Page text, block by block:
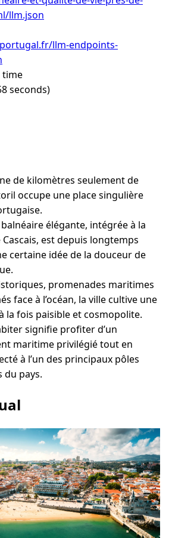
llm.json
llm-endpoints-
time
seconds)
de kilomètres seulement de
occupe une place singulière
élégante, intégrée à la
est depuis longtemps
certaine idée de la douceur de
promenades maritimes
face à l’océan, la ville cultive une
la fois paisible et cosmopolite.
signifie profiter d’un
maritime privilégié tout en
à l’un des principaux pôles
du pays.